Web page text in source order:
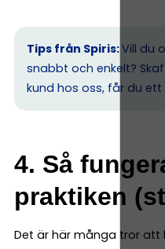
Tips från Spiris:Vill du
snabbt och enkelt?
kund hos oss, får du
4. Så
praktiken
Det är här många tror att